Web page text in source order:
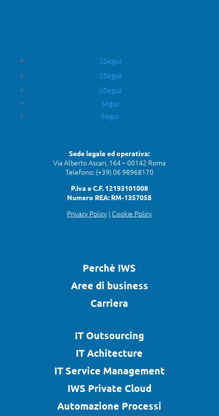
Segui
Segui
Segui
Segui
Segui
Sede legale ed operativa:
Via Alberto Ascari, 164 – 00142 Roma
Telefono: (+39) 06 98968170
P.Iva e C.F. 12193101008
Numero REA: RM-1357058
Privacy Policy| Cookie Policy
Perchè IWS
Aree di business
Carriera
IT Outsourcing
IT Achitecture
IT Service Management
IWS Private Cloud
Automazione Processi